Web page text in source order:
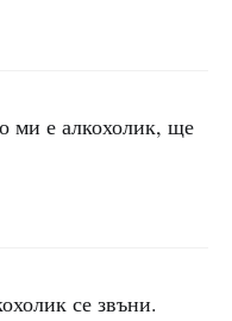
ми е алкохолик, ще
се звъни.